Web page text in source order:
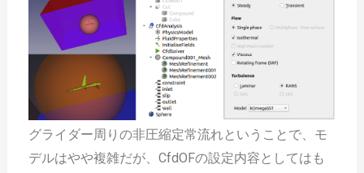
グライダー周りの非圧縮定常流れということで、モ
デルはやや複雑だが、CfdOFの設定内容としてはも